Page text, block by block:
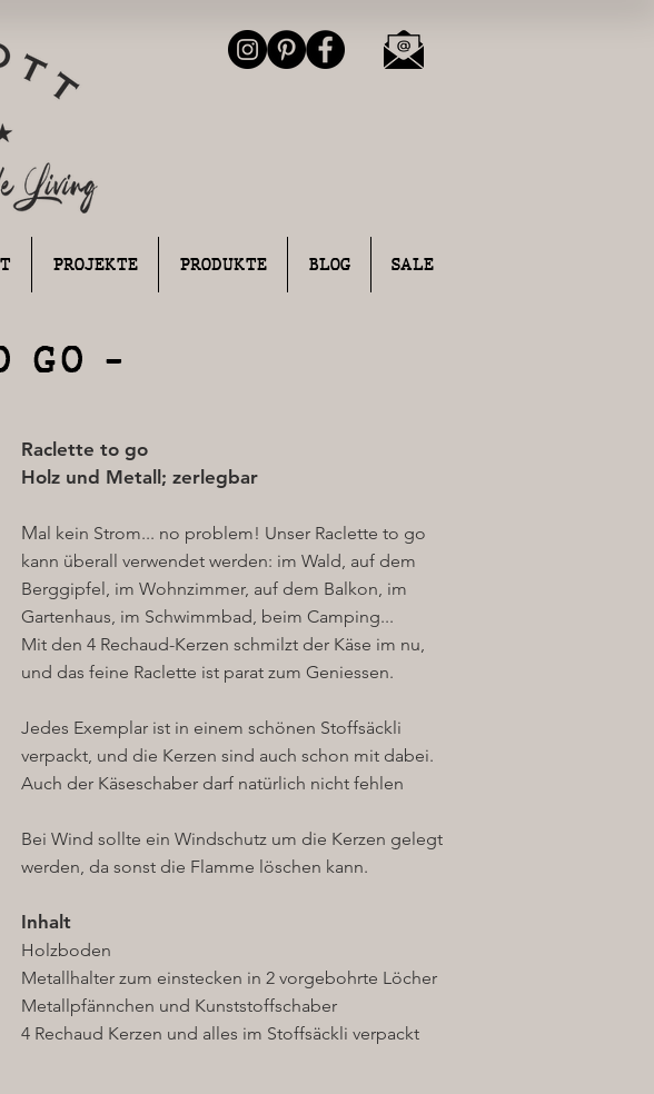
PROJEKTE PRODUKTE BLOG SALE
GO -
Raclette to go
Holz und Metall; zerlegbar
Mal kein Strom... no problem! Unser Raclette to go
kann überall verwendet werden: im Wald, auf dem
Berggipfel, im Wohnzimmer, auf dem Balkon, im
Gartenhaus, im Schwimmbad, beim Camping...
Mit den 4 Rechaud-Kerzen schmilzt der Käse im nu,
und das feine Raclette ist parat zum Geniessen.
Jedes Exemplar ist in einem schönen Stoffsäckli
verpackt, und die Kerzen sind auch schon mit dabei.
Auch der Käseschaber darf natürlich nicht fehlen
Bei Wind sollte ein Windschutz um die Kerzen gelegt
werden, da sonst die Flamme löschen kann.
Inhalt
Holzboden
Metallhalter zum einstecken in 2 vorgebohrte Löcher
Metallpfännchen und Kunststoffschaber
4 Rechaud Kerzen und alles im Stoffsäckli verpackt